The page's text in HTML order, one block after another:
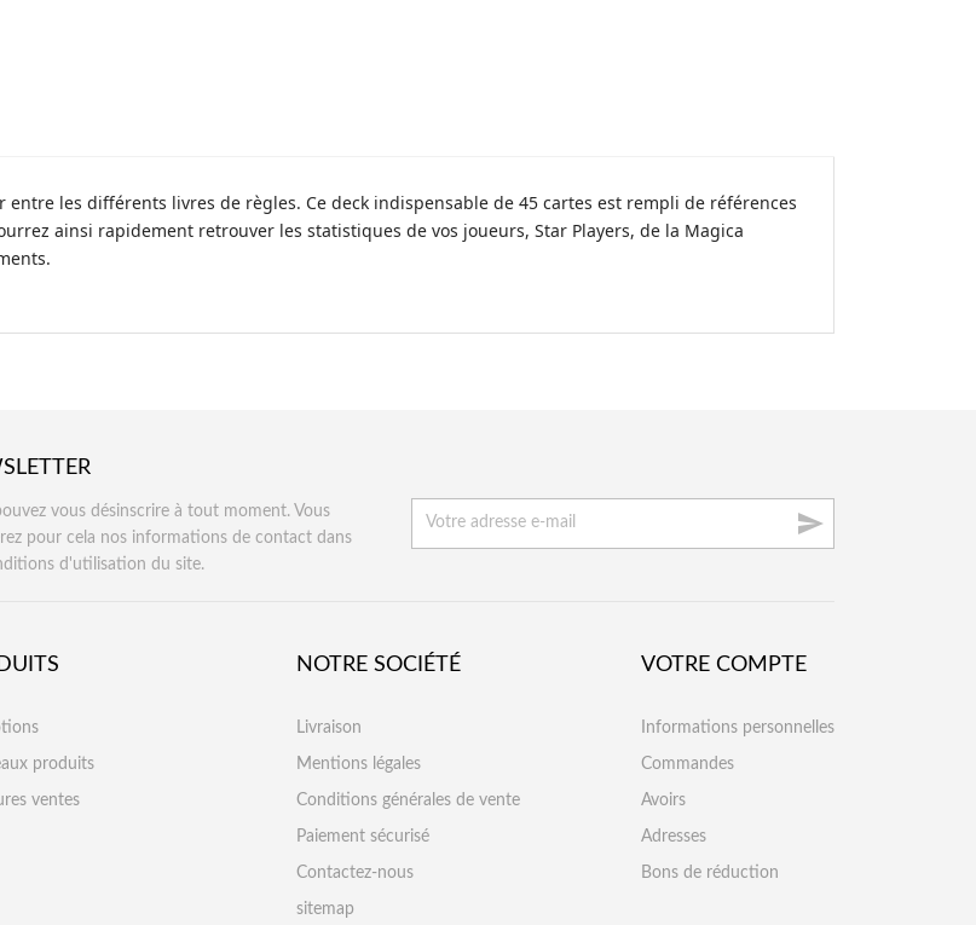
les différents livres de règles. Ce deck indispensable de 45 cartes est rempli de références
ainsi rapidement retrouver les statistiques de vos joueurs, Star Players, de la Magica
vous désinscrire à tout moment. Vous
pour cela nos informations de contact dans
d'utilisation du site.

produits
ventes
NOTRE SOCIÉTÉ
Livraison
Mentions légales
Conditions générales de vente
Paiement sécurisé
Contactez-nous
sitemap
VOTRE COMPTE
Informations personnelles
Commandes
Avoirs
Adresses
Bons de réduction